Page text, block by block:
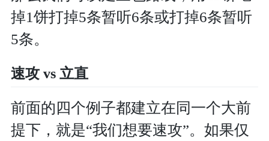
掉1饼打掉5条暂听6条或打掉6条暂听
5条。
速攻 vs 立直
前面的四个例子都建立在同一个大前
提下，就是“我们想要速攻”。如果仅